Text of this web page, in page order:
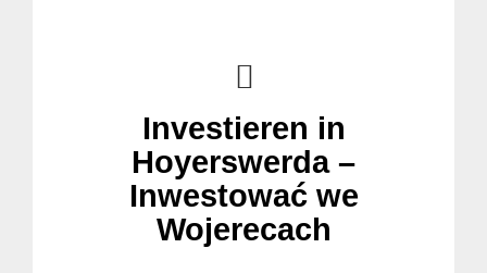
Investieren in
Hoyerswerda –
Inwestować we
Wojerecach